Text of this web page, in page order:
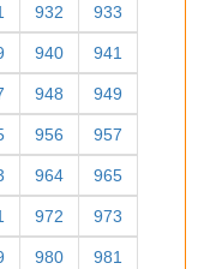
932 933
940 941
948 949
956 957
964 965
972 973
980 981